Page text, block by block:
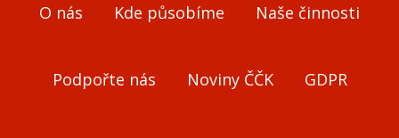
O nás Kde působíme Naše činnosti
Podpořte nás Noviny ČČK GDPR